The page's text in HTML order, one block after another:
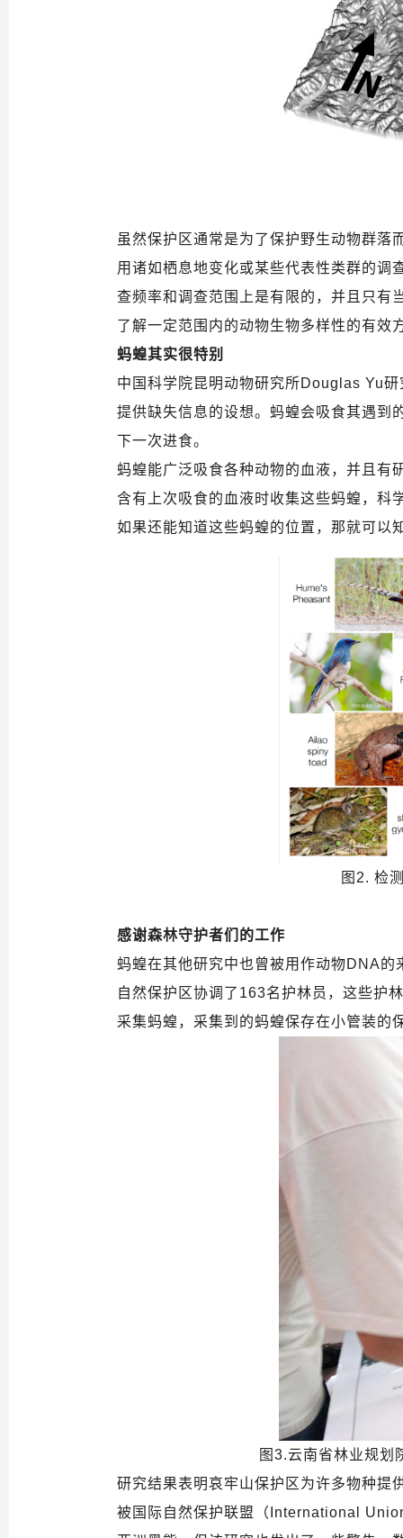
虽然保护区通常是为了保护野生动物群落
用诸如栖息地变化或某些代表性类群的调
查频率和调查范围上是有限的，并且只有
了解一定范围内的动物生物多样性的有效
蚂蝗其实很特别
中国科学院昆明动物研究所Douglas Yu
提供缺失信息的设想。蚂蝗会吸食其遇到
下一次进食。
蚂蝗能广泛吸食各种动物的血液，并且有
含有上次吸食的血液时收集这些蚂蝗，科
如果还能知道这些蚂蝗的位置，那就可以
图2. 检
感谢森林守护者们的工作
蚂蝗在其他研究中也曾被用作动物DNA
自然保护区协调了163名护林员，这些护
采集蚂蝗，采集到的蚂蝗保存在小管装
图3.云南省林业规划
研究结果表明哀牢山保护区为许多物种提
被国际自然保护联盟（International